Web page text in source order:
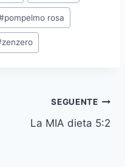
pompelmo rosa
zenzero
SEGUENTE
La MIA dieta 5:2